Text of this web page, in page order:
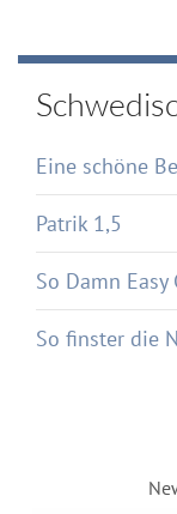
Eine schöne
Patrik 1,5
So Damn Easy
So finster die